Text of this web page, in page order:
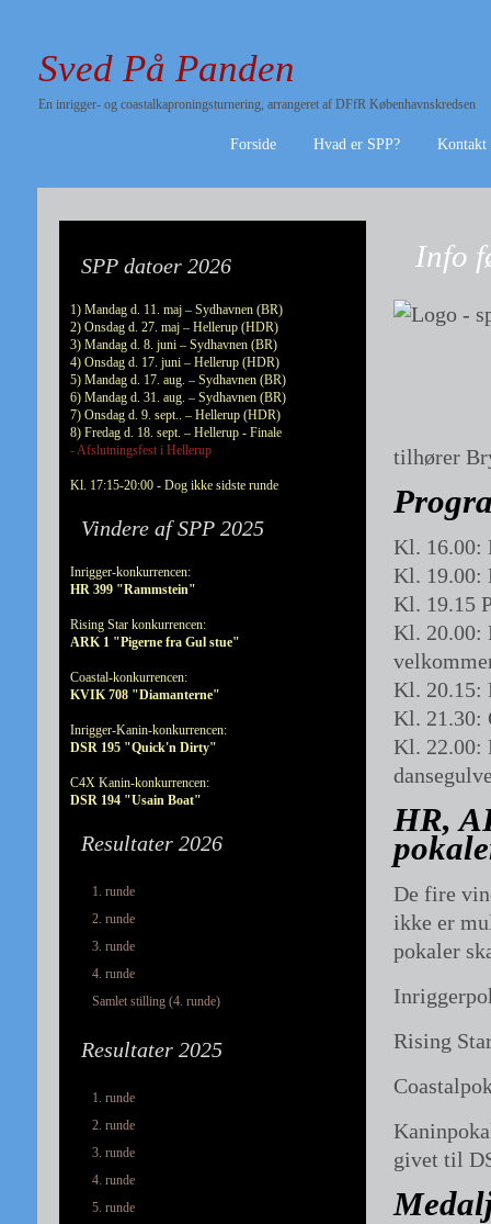
Sved På Panden
En inrigger- og coastalkaproningsturnering, arrangeret af DFfR Københavnskredsen
Forside Hvad er SPP? Kontakt
SPP datoer 2026
1) Mandag d. 11. maj – Sydhavnen (BR)
2) Onsdag d. 27. maj – Hellerup (HDR)
3) Mandag d. 8. juni – Sydhavnen (BR)
4) Onsdag d. 17. juni – Hellerup (HDR)
5) Mandag d. 17. aug. – Sydhavnen (BR)
6) Mandag d. 31. aug. – Sydhavnen (BR)
7) Onsdag d. 9. sept.. – Hellerup (HDR)
8) Fredag d. 18. sept. – Hellerup - Finale
- Afslutningsfest i Hellerup
Kl. 17:15-20:00 - Dog ikke sidste runde
Vindere af SPP 2025
Inrigger-konkurrencen:
HR 399 "Rammstein"
Rising Star konkurrencen:
ARK 1 "Pigerne fra Gul stue"
Coastal-konkurrencen:
KVIK 708 "Diamanterne"
Inrigger-Kanin-konkurrencen:
DSR 195 "Quick'n Dirty"
C4X Kanin-konkurrencen:
DSR 194 "Usain Boat"
Resultater 2026
1. runde
2. runde
3. runde
4. runde
Samlet stilling (4. runde)
Resultater 2025
1. runde
2. runde
3. runde
4. runde
5. runde
Info
tilhører
Kl. 16.00:
Kl. 19.00:
Kl. 19.15
Kl. 20.00:
Kl. 20.15:
Kl. 21.30:
Kl. 22.00:
HR,
De fire
ikke er
pokaler
Rising
givet til